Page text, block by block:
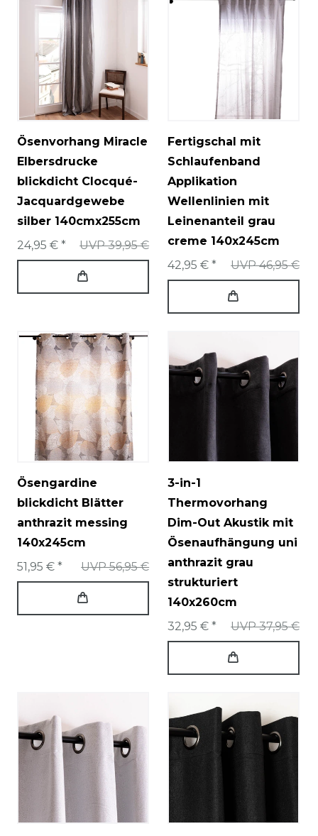
Ösenvorhang Miracle
Elbersdrucke
blickdicht Clocqué-
Jacquardgewebe
silber 140cmx255cm
UVP 39,95 €
24,95 € *
Fertigschal mit
Schlaufenband
Applikation
Wellenlinien mit
Leinenanteil grau
creme 140x245cm
UVP 46,95 €
42,95 € *
Ösengardine
blickdicht Blätter
anthrazit messing
140x245cm
UVP 56,95 €
51,95 € *
3-in-1
Thermovorhang
Dim-Out Akustik mit
Ösenaufhängung uni
anthrazit grau
strukturiert
140x260cm
UVP 37,95 €
32,95 € *